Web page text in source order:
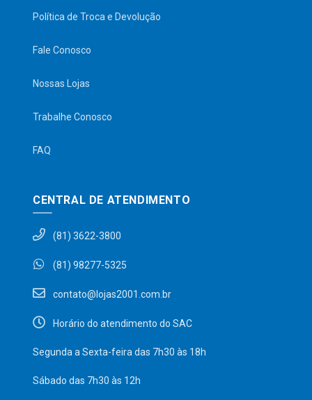
Política de Troca e Devolução
Fale Conosco
Nossas Lojas
Trabalhe Conosco
FAQ
CENTRAL DE ATENDIMENTO
(81) 3622-3800
(81) 98277-5325
contato@lojas2001.com.br
Horário do atendimento do SAC
Segunda a Sexta-feira das 7h30 às 18h
Sábado das 7h30 às 12h